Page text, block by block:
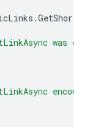
.
was